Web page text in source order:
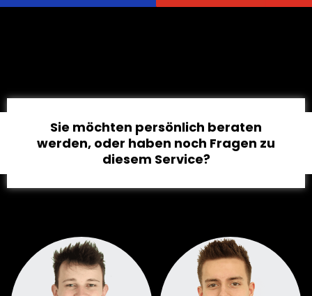
Webdesign & -entwicklung
Sie möchten persönlich beraten
werden, oder haben noch Fragen zu
diesem Service?